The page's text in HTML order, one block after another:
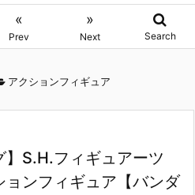
«
Prev
»
Next Search
アクションフィギュア
】S.H.フィギュアーツ
ョンフィギュア【バンダ